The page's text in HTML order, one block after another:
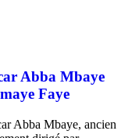
Abba Mbaye
Faye
Abba Mbaye, ancien